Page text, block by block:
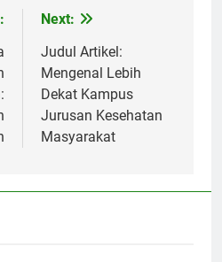
Next:
Judul Artikel:
Mengenal Lebih
Dekat Kampus
Jurusan Kesehatan
Masyarakat